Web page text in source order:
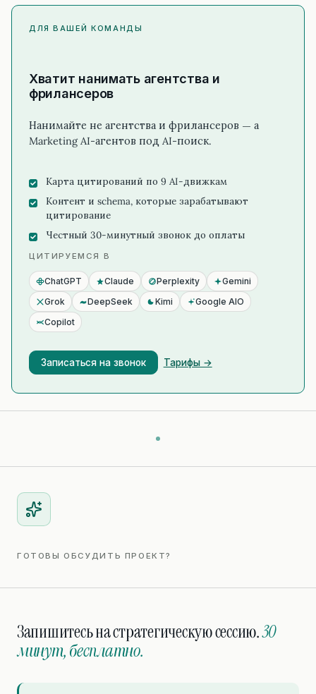
ДЛЯ ВАШЕЙ КОМАНДЫ
Хватит нанимать агентства и
фрилансеров
Нанимайте не агентства и фрилансеров — а
Marketing AI-агентов под AI-поиск.
Карта цитирований по 9 AI-движкам
Контент и schema, которые зарабатывают
цитирование
Честный 30-минутный звонок до оплаты
ЦИТИРУЕМСЯ В
ChatGPT Claude Perplexity
Gemini
Grok
DeepSeek Kimi
Google AIO
Copilot
Записаться на звонок Тарифы →
ГОТОВЫ ОБСУДИТЬ ПРОЕКТ?
Запишитесь на стратегическую сессию.30
минут, бесплатно.